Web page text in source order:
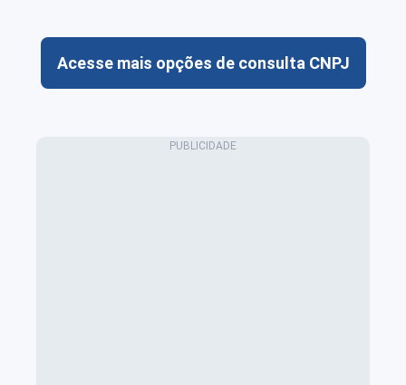
Acesse mais opções de consulta CNPJ